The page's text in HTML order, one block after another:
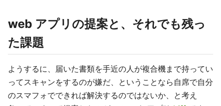
web アプリの提案と、それでも残っ
た課題
ようするに、届いた書類を手近の人が複合機まで持ってい
ってスキャンをするのが嫌だ、ということなら自席で自分
のスマフォでできれば解決するのではないか、と考え